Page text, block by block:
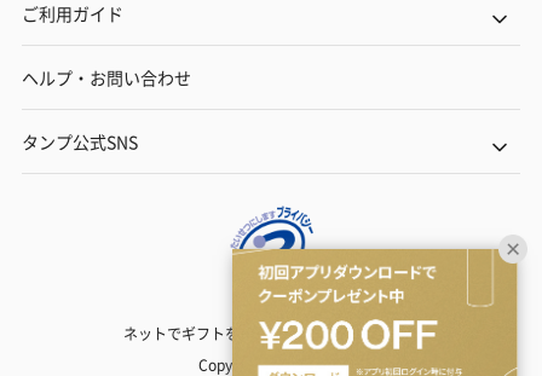
ご利用ガイド
ヘルプ・お問い合わせ
タンプ公式SNS
ネットでギフトを贈るなら | TANP（タンプ）
Copyright© TANP Inc.